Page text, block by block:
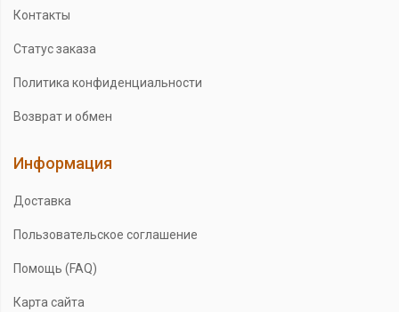
Контакты
Статус заказа
Политика конфиденциальности
Возврат и обмен
Информация
Доставка
Пользовательское соглашение
Помощь (FAQ)
Карта сайта